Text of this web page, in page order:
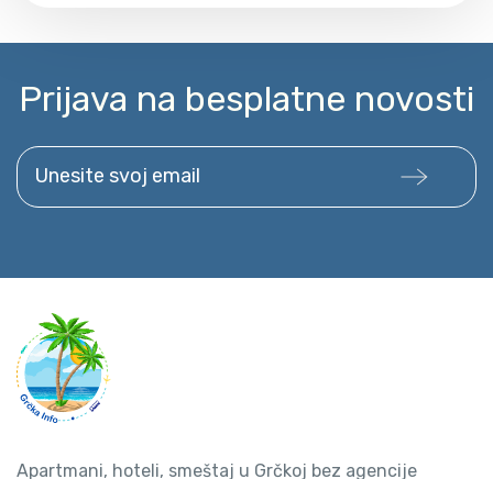
Prijava na besplatne novosti
Unesite svoj email
Apartmani, hoteli, smeštaj u Grčkoj bez agencije